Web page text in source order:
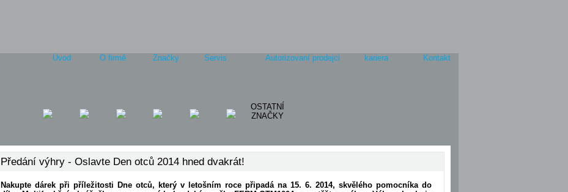
Úvod O firmě Značky Servis Autorizovaní prodejci kariera Kontakt
OSTATNÍ
ZNAČKY
Předání výhry - Oslavte Den otců 2014 hned dvakrát!
Nakupte dárek při příležitosti Dne otců, který v letošním roce připadá na 15. 6. 2014, skvělého pomocníka do